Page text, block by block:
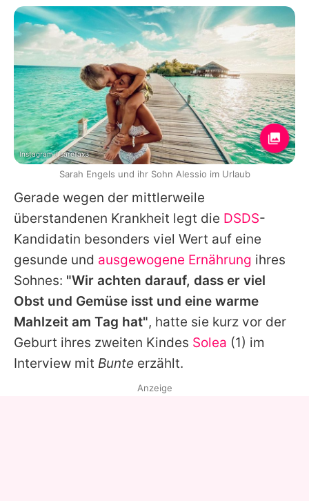
Gerade wegen der mittlerweile
überstandenen Krankheit legt die DSDS-
Kandidatin besonders viel Wert auf eine
gesunde und ausgewogene Ernährung ihres
Sohnes: "Wir achten darauf, dass er viel
Obst und Gemüse isst und eine warme
Mahlzeit am Tag hat", hatte sie kurz vor der
Geburt ihres zweiten Kindes Solea (1) im
Interview mit Bunte erzählt.
Instagram / sarellax3
Sarah Engels und ihr Sohn Alessio im Urlaub
Anzeige